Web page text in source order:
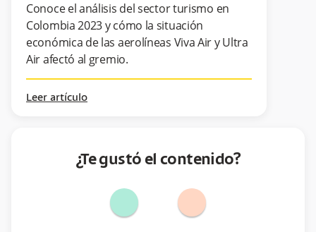
Conoce el análisis del sector turismo en
Colombia 2023 y cómo la situación
económica de las aerolíneas Viva Air y Ultra
Air afectó al gremio.
Leer artículo
¿Te gustó el contenido?